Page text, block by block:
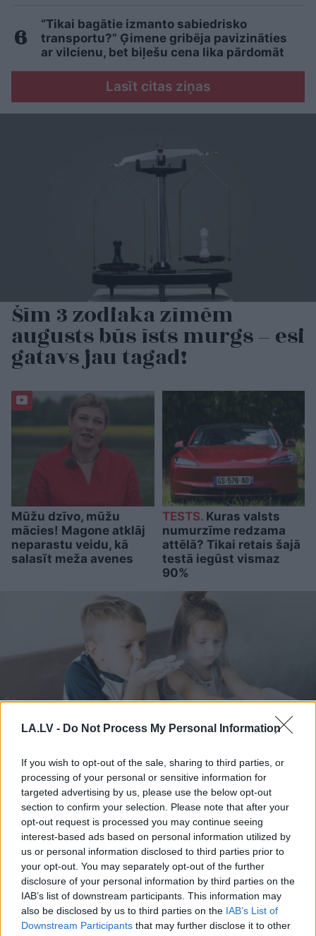
LA.LV - Do Not Process My Personal Information
If you wish to opt-out of the sale, sharing to third parties, or
processing of your personal or sensitive information for
targeted advertising by us, please use the below opt-out
section to confirm your selection. Please note that after your
opt-out request is processed you may continue seeing
interest-based ads based on personal information utilized by
us or personal information disclosed to third parties prior to
your opt-out. You may separately opt-out of the further
disclosure of your personal information by third parties on the
IAB’s list of downstream participants. This information may
also be disclosed by us to third parties on the IAB’s List of
Downstream Participants that may further disclose it to other
“Tikai bagātie izmanto sabiedrisko
transportu?” Ģimene gribēja pavizināties
ar vilcienu, bet biļešu cena lika pārdomāt
Lasīt citas ziņas
Šīm 3 zodiaka zīmēm
augusts būs īsts murgs – esi
gatavs jau tagad!
Mūžu dzīvo, mūžu
mācies! Magone atklāj
neparastu veidu, kā
salasīt meža avenes
TESTS.Kuras valsts
numurzīme redzama
attēlā? Tikai retais šajā
testā iegūst vismaz
90%
Horoskopi 9. augustam.
Šodien centies rīkoties tā,
kā tev pašam šķiet pareizi
LASĪTĀKIE
Aršo zodiaka zīmju pārstāvjiem labāk
nestrīdēties: viņi vienmēr atradīs veidu,
kā pamatīgi atriebties